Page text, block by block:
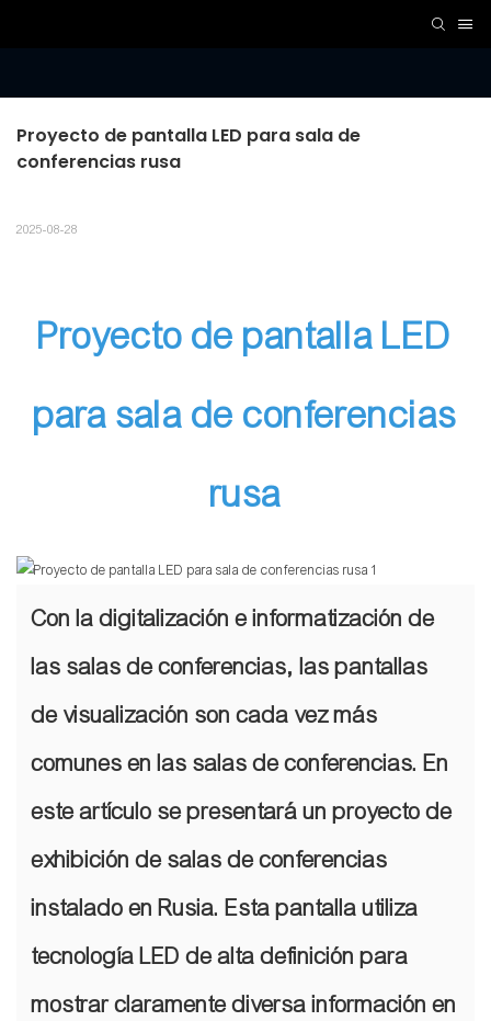
Proyecto de pantalla LED para sala de
conferencias rusa
2025-08-28
Proyecto de pantalla LED
para sala de conferencias
rusa
Con la digitalización e informatización de
las salas de conferencias, las pantallas
de visualización son cada vez más
comunes en las salas de conferencias. En
este artículo se presentará un proyecto de
exhibición de salas de conferencias
instalado en Rusia. Esta pantalla utiliza
tecnología LED de alta definición para
mostrar claramente diversa información en